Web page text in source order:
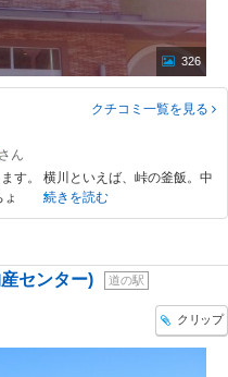
326
クチコミ一覧を見る
す。 横川といえば、峠の釜飯。中
続きを読む
センター) 道の駅
クリップ